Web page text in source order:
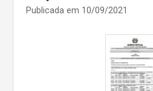
Publicada em 10/09/2021